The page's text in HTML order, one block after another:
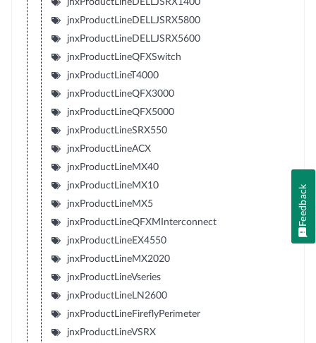
jnxProductLineDELLJSRX5800
jnxProductLineDELLJSRX5600
jnxProductLineQFXSwitch
jnxProductLineT4000
jnxProductLineQFX3000
jnxProductLineQFX5000
jnxProductLineSRX550
jnxProductLineACX
jnxProductLineMX40
jnxProductLineMX10
jnxProductLineMX5
jnxProductLineQFXMInterconnect
jnxProductLineEX4550
jnxProductLineMX2020
jnxProductLineVseries
jnxProductLineLN2600
jnxProductLineFireflyPerimeter
jnxProductLineVSRX
Feedback